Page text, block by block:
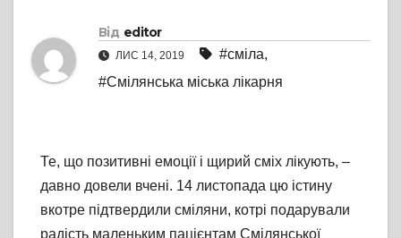
Від editor
ЛИС 14, 2019 #сміла,
#Смілянська міська лікарня
Те, що позитивні емоції і щирий сміх лікують, –
давно довели вчені. 14 листопада цю істину
вкотре підтвердили сміляни, котрі подарували
радість маленьким пацієнтам Смілянської